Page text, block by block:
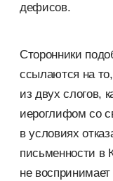
дефисов.
Сторонники
ссылаются на
из двух слогов,
иероглифом со
в условиях
письменности в
не